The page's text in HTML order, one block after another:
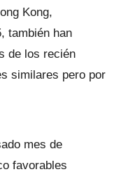
Kong,
también han
de los recién
similares pero por
mes de
favorables